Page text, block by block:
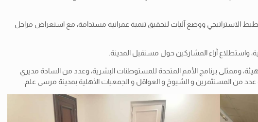
الاستراتيجي ووضع آليات لتحقيق تنمية عمرانية مستدامة، مع استعراض مراحل
واستطلاع آراء المشاركين حول مستقبل المدينة.
وممثلى برنامج الأمم المتحدة للمستوطنات البشرية، وعدد من السادة مديري
و عدد من المستثمرين و الشيوخ و العواقل و الجمعيات الأهلية بمدينة مرسى علم.